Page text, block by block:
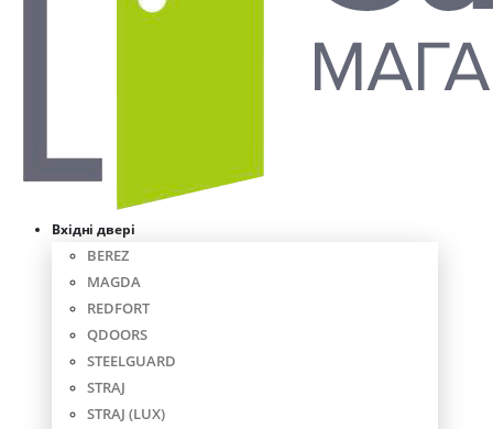
Вхідні двері
BEREZ
MAGDA
REDFORT
QDOORS
STEELGUARD
STRAJ
STRAJ (LUX)